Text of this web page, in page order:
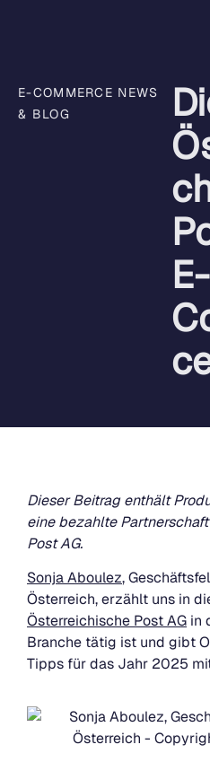
E-COMMERCE NEWS
& BLOG
E-
Dieser Beitrag enthält
eine bezahlte
Post AG.
Sonja Aboulez,
Österreich, erzählt uns in
Österreichische Post AG in
Branche tätig ist und gibt
Tipps für das Jahr 2025